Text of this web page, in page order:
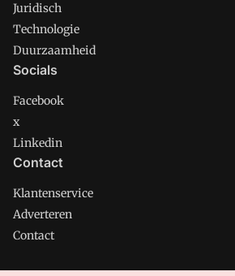
Juridisch
Technologie
Duurzaamheid
Socials
Facebook
x
Linkedin
Contact
Klantenservice
Adverteren
Contact